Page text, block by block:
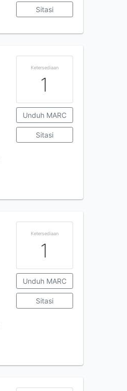
Sitasi
Ketersediaan
1
Unduh MARC
Sitasi
Ketersediaan
1
Unduh MARC
Sitasi